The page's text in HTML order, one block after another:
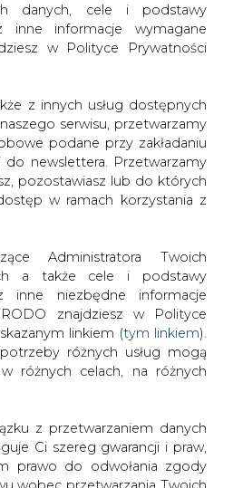
CIRE.TV
danych, cele i podstawy
inne informacje wymagane
w Polityce Prywatności
z innych usług dostępnych
serwisu, przetwarzamy
podane przy zakładaniu
do newslettera. Przetwarzamy
pozostawiasz lub do których
w ramach korzystania z
Administratora Twoich
a także cele i podstawy
inne niezbędne informacje
znajdziesz w Polityce
linkiem (tym linkiem).
różnych usług mogą
różnych celach, na różnych
z przetwarzaniem danych
Ci szereg gwarancji i praw,
prawo do odwołania zgody
W Poznaniu tysiąc
do likwidacji
skomentuj
udostępnij: